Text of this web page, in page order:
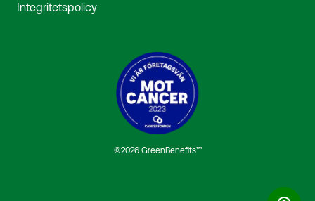
Integritetspolicy
©2026 GreenBenefits™